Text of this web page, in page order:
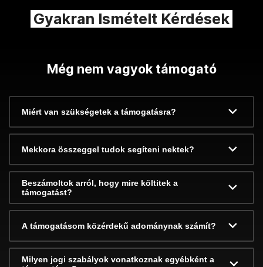
Gyakran Ismételt Kérdések
Még nem vagyok támogató
Miért van szükségetek a támogatásra?
Mekkora összeggel tudok segíteni nektek?
Beszámoltok arról, hogy mire költitek a
támogatást?
A támogatásom közérdekű adománynak számít?
Milyen jogi szabályok vonatkoznak egyébként a